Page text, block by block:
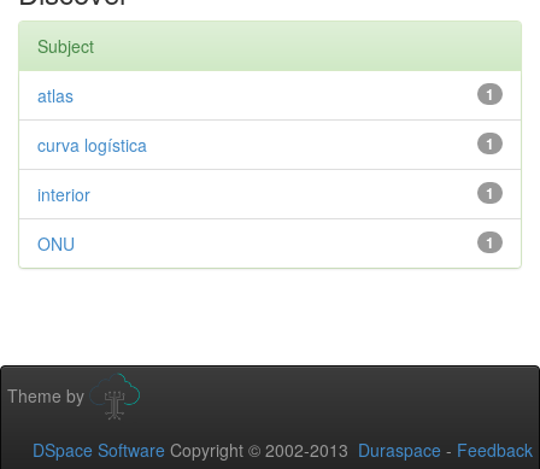
Subject
1
atlas
1
curva logística
1
interior
1
ONU
Theme by
DSpace Software Copyright © 2002-2013 Duraspace - Feedback